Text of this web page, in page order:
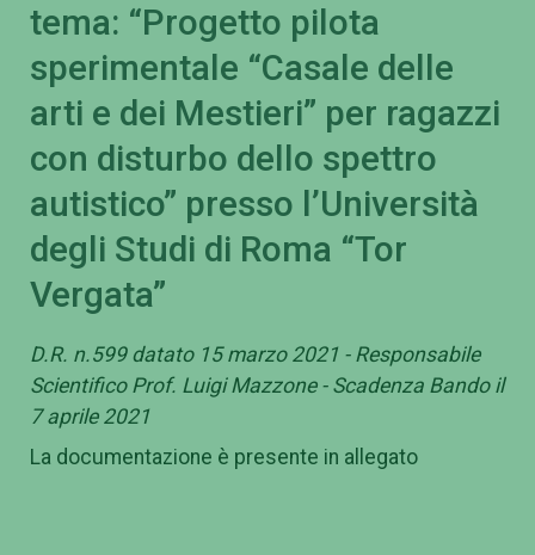
tema: “Progetto pilota
sperimentale “Casale delle
arti e dei Mestieri” per ragazzi
con disturbo dello spettro
autistico” presso l’Università
degli Studi di Roma “Tor
Vergata”
D.R. n.599 datato 15 marzo 2021 - Responsabile
Scientifico Prof. Luigi Mazzone - Scadenza Bando il
7 aprile 2021
La documentazione è presente in allegato